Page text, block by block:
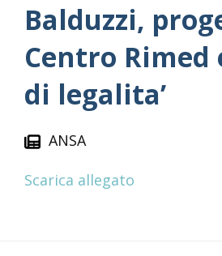
Balduzzi,
Centro Rimed
di legalita’
ANSA
Scarica allegato